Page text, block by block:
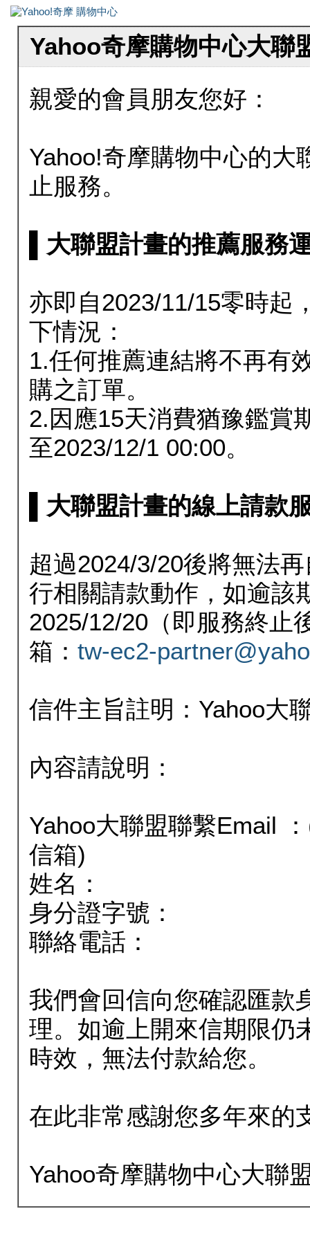
Yahoo奇摩購物中心大聯
親愛的會員朋友您好：
Yahoo!奇摩購物中心的大
止服務。
▌大聯盟計畫的推薦服務
亦即自2023/11/15零時起
下情況：
1.任何推薦連結將不再有
購之訂單。
2.因應15天消費猶豫鑑賞
至2023/12/1 00:00。
▌大聯盟計畫的線上請款
超過2024/3/20後將無法
行相關請款動作，如逾該
2025/12/20（即服務終止
箱： tw-ec2-
信件主旨註明：Yahoo大
內容請說明：
Yahoo大聯盟聯繫Email
信箱)
姓名：
身分證字號：
聯絡電話：
我們會回信向您確認匯款
理。如逾上開來信期限仍
時效，無法付款給您。
在此非常感謝您多年來的
Yahoo奇摩購物中心大